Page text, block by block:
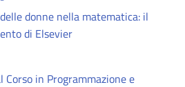
donne nella matematica: il
di Elsevier
in Programmazione e